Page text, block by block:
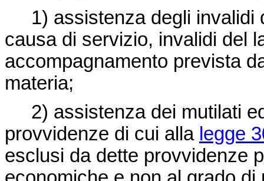
1) assistenza degli invalidi
causa di servizio, invalidi del
accompagnamento prevista
materia;
2) assistenza dei mutilati
provvidenze di cui alla legge
esclusi da dette provvidenze